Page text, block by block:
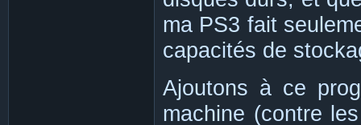
ma PS3 fait
capacités de
Ajoutons à ce
machine (contre